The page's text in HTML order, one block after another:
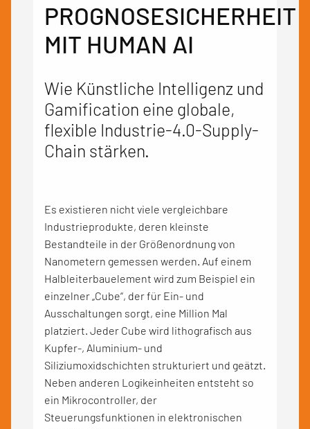
PROGNOSESICHERHEIT
MIT HUMAN AI
Wie Künstliche Intelligenz und
Gamification eine globale,
flexible Industrie-4.0-Supply-
Chain stärken.
Es existieren nicht viele vergleichbare
Industrieprodukte, deren kleinste
Bestandteile in der Größenordnung von
Nanometern gemessen werden. Auf einem
Halbleiterbauelement wird zum Beispiel ein
einzelner „Cube“, der für Ein- und
Ausschaltungen sorgt, eine Million Mal
platziert. Jeder Cube wird lithografisch aus
Kupfer-, Aluminium- und
Siliziumoxidschichten strukturiert und geätzt.
Neben anderen Logikeinheiten entsteht so
ein Mikrocontroller, der
Steuerungsfunktionen in elektronischen